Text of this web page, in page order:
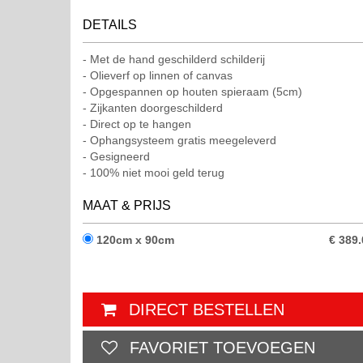
DETAILS
Met de hand geschilderd schilderij
Olieverf op linnen of canvas
Opgespannen op houten spieraam (5cm)
Zijkanten doorgeschilderd
Direct op te hangen
Ophangsysteem gratis meegeleverd
Gesigneerd
100% niet mooi geld terug
MAAT & PRIJS
120cm x 90cm €
DIRECT BESTELLEN
FAVORIET TOEVOEGEN